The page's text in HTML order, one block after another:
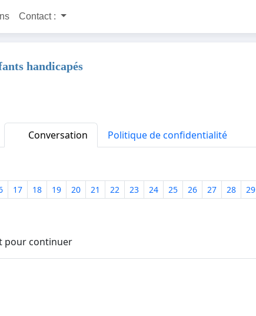
Contact :
handicapés
Conversation Politique de confidentialité
17 18 19 20 21 22 23 24 25 26 27 28 29
pour continuer